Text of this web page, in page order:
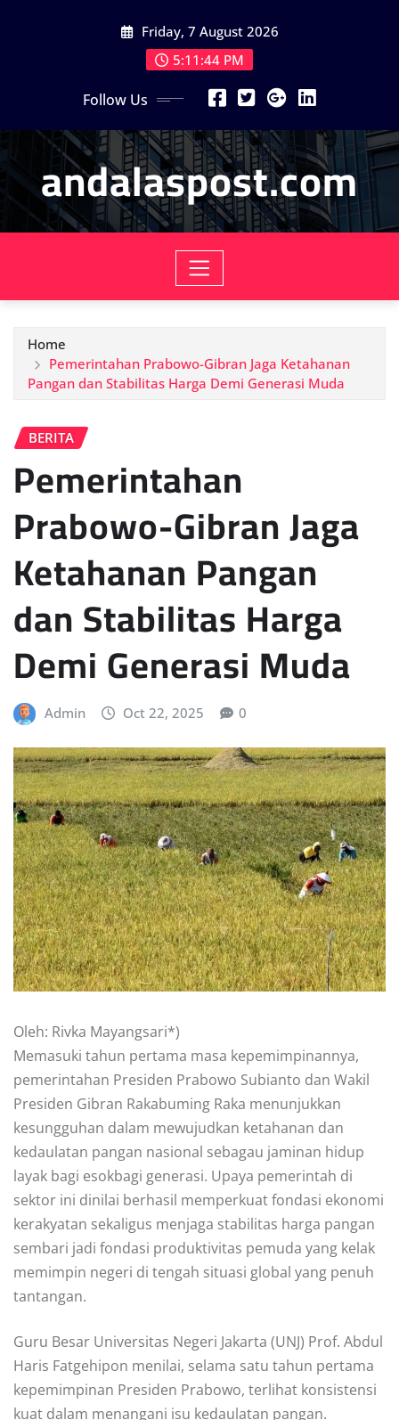
Friday, 7 August 2026
5:11:46 PM
Follow Us
andalaspost.com
Home
Pemerintahan Prabowo-Gibran Jaga Ketahanan
Pangan dan Stabilitas Harga Demi Generasi Muda
BERITA
Pemerintahan
Prabowo-Gibran Jaga
Ketahanan Pangan
dan Stabilitas Harga
Demi Generasi Muda
Admin Oct 22, 2025 0
Oleh: Rivka Mayangsari*)
Memasuki tahun pertama masa kepemimpinannya,
pemerintahan Presiden Prabowo Subianto dan Wakil
Presiden Gibran Rakabuming Raka menunjukkan
kesungguhan dalam mewujudkan ketahanan dan
kedaulatan pangan nasional sebagau jaminan hidup
layak bagi esokbagi generasi. Upaya pemerintah di
sektor ini dinilai berhasil memperkuat fondasi ekonomi
kerakyatan sekaligus menjaga stabilitas harga pangan
sembari jadi fondasi produktivitas pemuda yang kelak
memimpin negeri di tengah situasi global yang penuh
tantangan.
Guru Besar Universitas Negeri Jakarta (UNJ) Prof. Abdul
Haris Fatgehipon menilai, selama satu tahun pertama
kepemimpinan Presiden Prabowo, terlihat konsistensi
kuat dalam menangani isu kedaulatan pangan.